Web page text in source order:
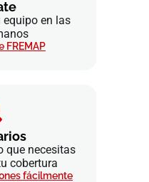
en las
FREMAP
que necesitas
cobertura
fácilmente